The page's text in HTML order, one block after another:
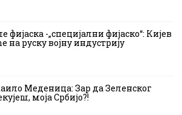
фијаска -„специјални фијаско“: Кијев
на руску војну индустрију
Меденица: Зар да Зеленског
моја Србијо?!